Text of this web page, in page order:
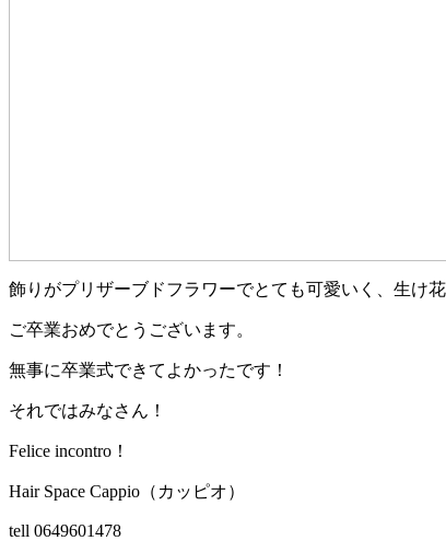
飾りがプリザーブドフラワーでとても可愛いく、生け
ご卒業おめでとうございます。
無事に卒業式できてよかったです！
それではみなさん！
Felice incontro！
Hair Space Cappio（カッピオ）
tell 0649601478